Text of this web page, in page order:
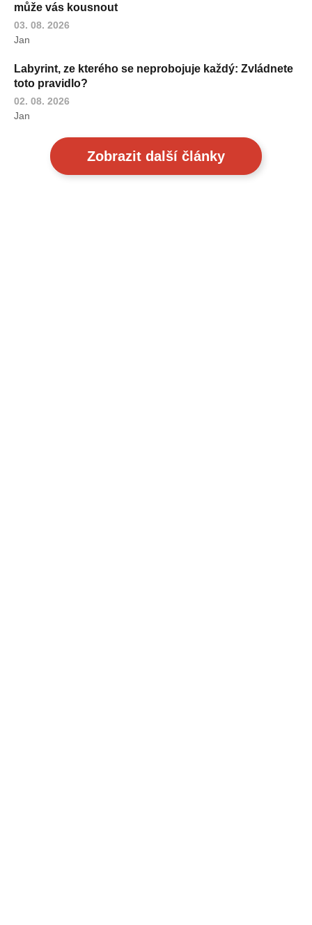
může vás kousnout
03. 08. 2026
Jan
Labyrint, ze kterého se neprobojuje každý: Zvládnete
toto pravidlo?
02. 08. 2026
Jan
Zobrazit další články